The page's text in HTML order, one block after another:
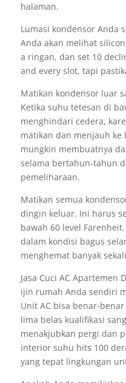
halaman.
Lumasi kondensor Anda
Anda akan melihat
a ringan, dan set 10
and every slot, tapi
Matikan kondensor luar
Ketika suhu tetesan di
menghindari cedera,
matikan dan menjauh ke
mungkin membuatnya
selama bertahun-tahun
pemeliharaan.
Matikan semua
dingin keluar. Ini harus
bawah 60 level
dalam kondisi bagus
menghemat banyak
Jasa Cuci AC Apartemen
ijin rumah Anda sendiri
Unit AC bisa benar-
lima belas kualifikasi
menakjubkan pergi dan
interior suhu hits 100
yang tepat lingkungan